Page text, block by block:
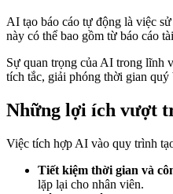
AI tạo báo cáo tự động là việc
này có thể bao gồm từ báo cáo
Sự quan trọng của AI trong lĩnh
tích tắc, giải phóng thời gian quý
Những lợi ích vượt
Việc tích hợp AI vào quy trình
Tiết kiệm thời gian và
lặp lại cho nhân viên.